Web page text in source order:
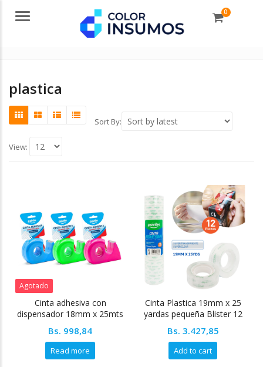
Menu 0
plastica
Sort By:
View:
Agotado
Cinta adhesiva con
dispensador 18mm x 25mts
Bs. 998,84
Read more
Cinta Plastica 19mm x 25
yardas pequeña Blister 12
Bs. 3.427,85
Add to cart